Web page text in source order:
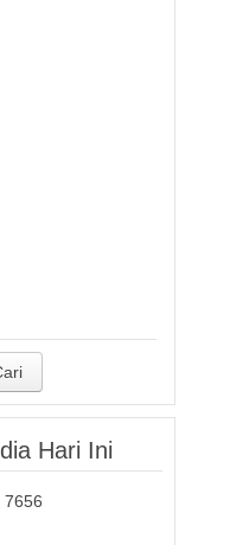
Hari Ini
7656